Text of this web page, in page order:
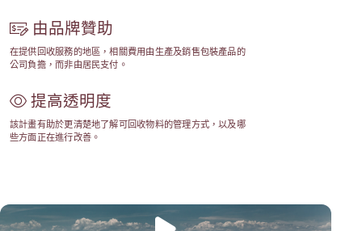
由品牌贊助
在提供回收服務的地區，相關費用由生產及銷售包裝產品的
公司負擔，而非由居民支付。
提高透明度
該計畫有助於更清楚地了解可回收物料的管理方式，以及哪
些方面正在進行改善。